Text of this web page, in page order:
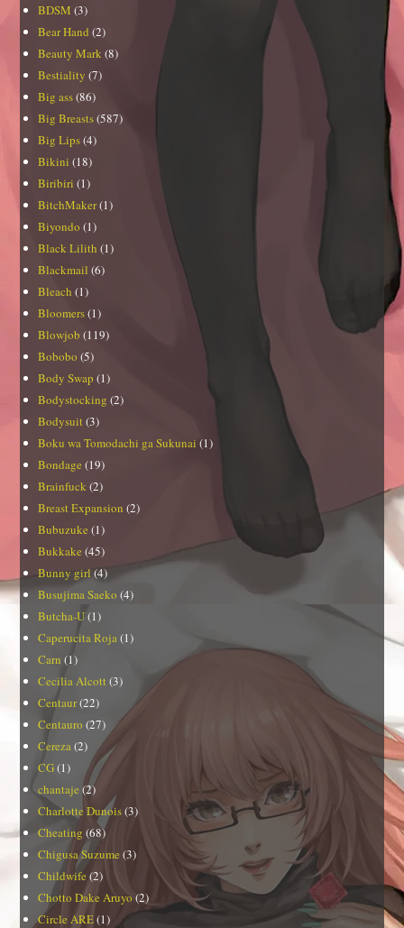
BDSM (3)
Bear Hand (2)
Beauty Mark (8)
Bestiality (7)
Big ass(86)
Big Breasts(587)
Big Lips(4)
Bikini (18)
Biribiri (1)
BitchMaker(1)
Biyondo (1)
Black Lilith (1)
Blackmail (6)
Bleach (1)
Bloomers(1)
Blowjob (119)
Bobobo (5)
Body Swap (1)
Bodystocking (2)
Bodysuit(3)
Boku wa Tomodachi ga Sukunai (1)
Bondage (19)
Brainfuck (2)
Breast Expansion (2)
Bubuzuke (1)
Bukkake (45)
Bunny girl(4)
Busujima Saeko (4)
Butcha-U(1)
Caperucita Roja(1)
Carn (1)
Cecilia Alcott (3)
Centaur(22)
Centauro (27)
Cereza(2)
CG(1)
chantaje (2)
Charlotte Dunois(3)
Cheating (68)
Chigusa Suzume (3)
Childwife (2)
Chotto Dake Aruyo (2)
Circle ARE(1)